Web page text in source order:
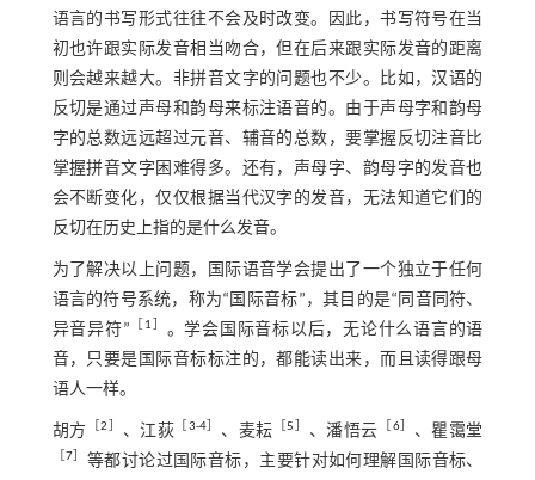
语言的书写形式往往不会及时改变。因此，书写符号在当
初也许跟实际发音相当吻合，但在后来跟实际发音的距离
则会越来越大。非拼音文字的问题也不少。比如，汉语的
反切是通过声母和韵母来标注语音的。由于声母字和韵母
字的总数远远超过元音、辅音的总数，要掌握反切注音比
掌握拼音文字困难得多。还有，声母字、韵母字的发音也
会不断变化，仅仅根据当代汉字的发音，无法知道它们的
反切在历史上指的是什么发音。
为了解决以上问题，国际语音学会提出了一个独立于任何
语言的符号系统，称为“国际音标”，其目的是“同音同符、
异音异符”
1
。学会国际音标以后，无论什么语言的语
音，只要是国际音标标注的，都能读出来，而且读得跟母
语人一样。
胡方 ［2 、江荻 3-4］ 、麦耘 ［5 、潘悟云 6］ 、瞿霭堂
［7
等都讨论过国际音标，主要针对如何理解国际音标、